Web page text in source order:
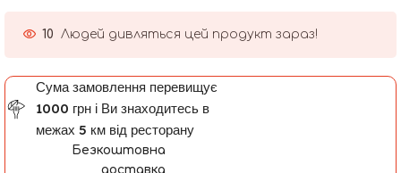
10 Людей дивляться цей продукт зараз!
Сума замовлення перевищує
1000 грн і Ви знаходитесь в
межах 5 км від ресторану
Безкоштовна
доставка